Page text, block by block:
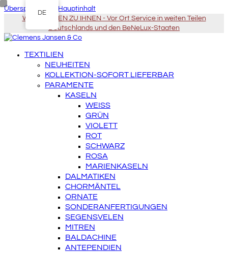
Überspringen zu Hauptinhalt
WIR KOMMEN ZU IHNEN - Vor Ort Service in weiten Teilen
Deutschlands und den BeNeLux-Staaten
TEXTILIEN
NEUHEITEN
KOLLEKTION-SOFORT LIEFERBAR
PARAMENTE
KASELN
WEISS
GRÜN
VIOLETT
ROT
SCHWARZ
ROSA
MARIENKASELN
DALMATIKEN
CHORMÄNTEL
ORNATE
SONDERANFERTIGUNGEN
SEGENSVELEN
MITREN
BALDACHINE
ANTEPENDIEN
DE